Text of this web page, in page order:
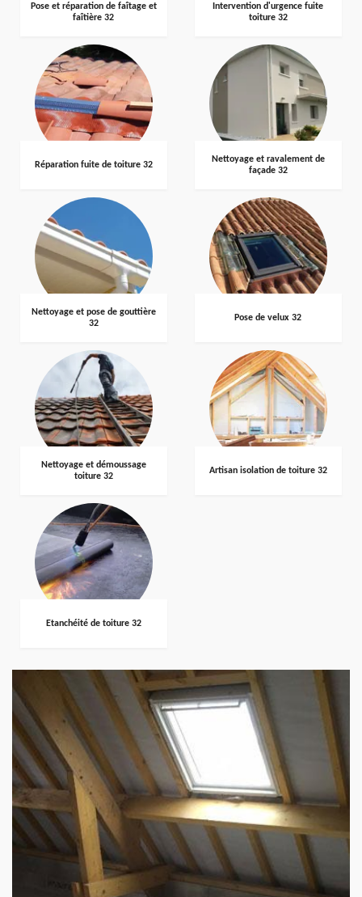
Pose et réparation de faîtage et
faîtière 32
Intervention d'urgence fuite
toiture 32
Réparation fuite de toiture 32
Nettoyage et ravalement de
façade 32
Nettoyage et pose de gouttière
32
Pose de velux 32
Nettoyage et démoussage
toiture 32
Artisan isolation de toiture 32
Etanchéité de toiture 32